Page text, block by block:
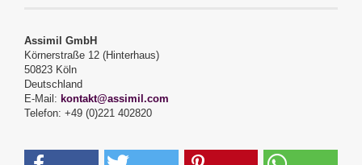
Assimil GmbH
Körnerstraße 12 (Hinterhaus)
50823 Köln
Deutschland
E-Mail: kontakt@assimil.com
Telefon: +49 (0)221 402820